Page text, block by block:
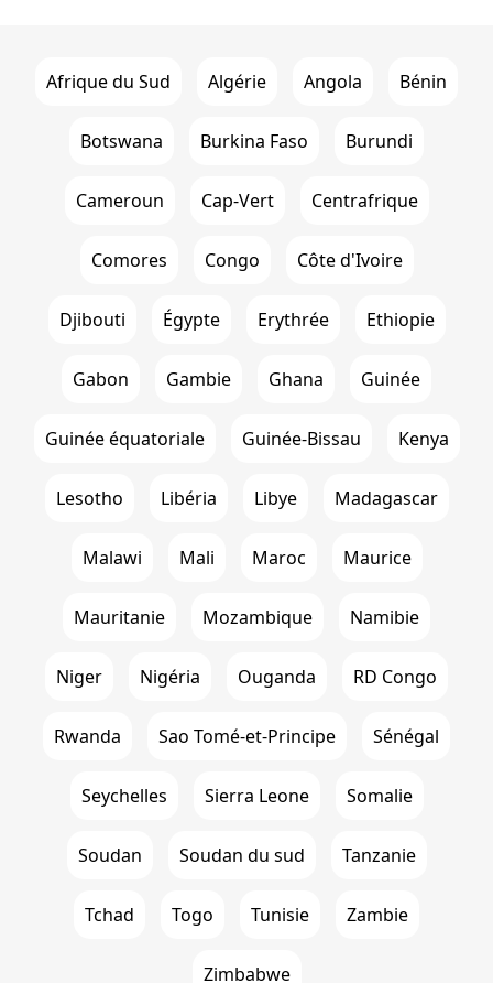
Afrique du Sud Algérie Angola Bénin
Botswana Burkina Faso Burundi
Cameroun Cap-Vert Centrafrique
Comores Congo Côte d'Ivoire
Djibouti Égypte Erythrée Ethiopie
Gabon Gambie Ghana Guinée
Guinée équatoriale Guinée-Bissau Kenya
Lesotho Libéria Libye Madagascar
Malawi Mali Maroc Maurice
Mauritanie Mozambique Namibie
Niger Nigéria Ouganda RD Congo
Rwanda Sao Tomé-et-Principe Sénégal
Seychelles Sierra Leone Somalie
Soudan Soudan du sud Tanzanie
Tchad Togo Tunisie Zambie
Zimbabwe